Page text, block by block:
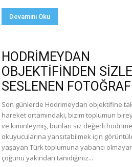
Devamını Oku
HODRİMEYDAN
OBJEKTİFİNDEN
SESLENEN
Son günlerde Hodrimeydan objektifine
hareket ortamındaki, bizim toplumun
ve kiminleymiş, bunları siz değerli
okuyucularına yansıtabilmek için
yaşayan Türk toplumuna yabancı
çoğunu yakından tanıdığınız...